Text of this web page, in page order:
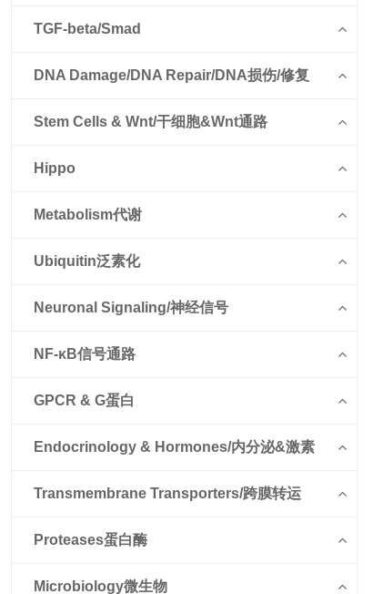
TGF-beta/Smad
DNA Damage/DNA Repair/DNA损伤/修复
Stem Cells & Wnt/干细胞&Wnt通路
Hippo
Metabolism代谢
Ubiquitin泛素化
Neuronal Signaling/神经信号
NF-κB信号通路
GPCR & G蛋白
Endocrinology & Hormones/内分泌&激素
Transmembrane Transporters/跨膜转运
Proteases蛋白酶
Microbiology微生物